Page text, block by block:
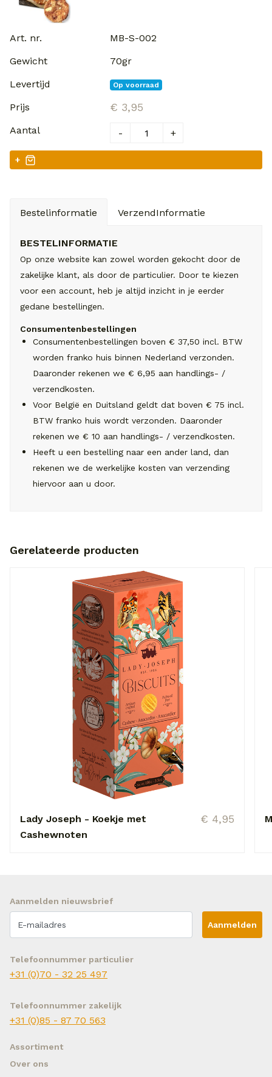
MB-S-002
70gr
Op voorraad
€ 3,95
- +
+
Bestelinformatie VerzendInformatie
BESTELINFORMATIE
Op onze website kan zowel worden gekocht door de
zakelijke klant, als door de particulier. Door te kiezen
voor een account, heb je altijd inzicht in je eerder
gedane bestellingen.
Consumentenbestellingen
Consumentenbestellingen boven € 37,50 incl. BTW
worden franko huis binnen Nederland verzonden.
Daaronder rekenen we € 6,95 aan handlings- /
verzendkosten.
Voor België en Duitsland geldt dat boven € 75 incl.
BTW franko huis wordt verzonden. Daaronder
rekenen we € 10 aan handlings- / verzendkosten.
Heeft u een bestelling naar een ander land, dan
rekenen we de werkelijke kosten van verzending
hiervoor aan u door.
Gerelateerde producten
Lady Joseph - Koekje met
Cashewnoten
€ 4,95
Assortiment
Over ons
Telefoonnummer particulier
+31 (0)70 - 32 25 497
Telefoonnummer zakelijk
+31 (0)85 - 87 70 563
Aanmelden nieuwsbrief
Aanmelden